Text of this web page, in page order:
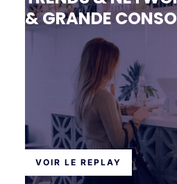
& GRANDE CONSO
VOIR LE REPLAY